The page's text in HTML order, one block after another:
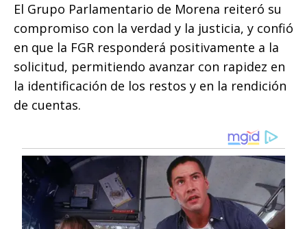
El Grupo Parlamentario de Morena reiteró su
compromiso con la verdad y la justicia, y confió
en que la FGR responderá positivamente a la
solicitud, permitiendo avanzar con rapidez en
la identificación de los restos y en la rendición
de cuentas.